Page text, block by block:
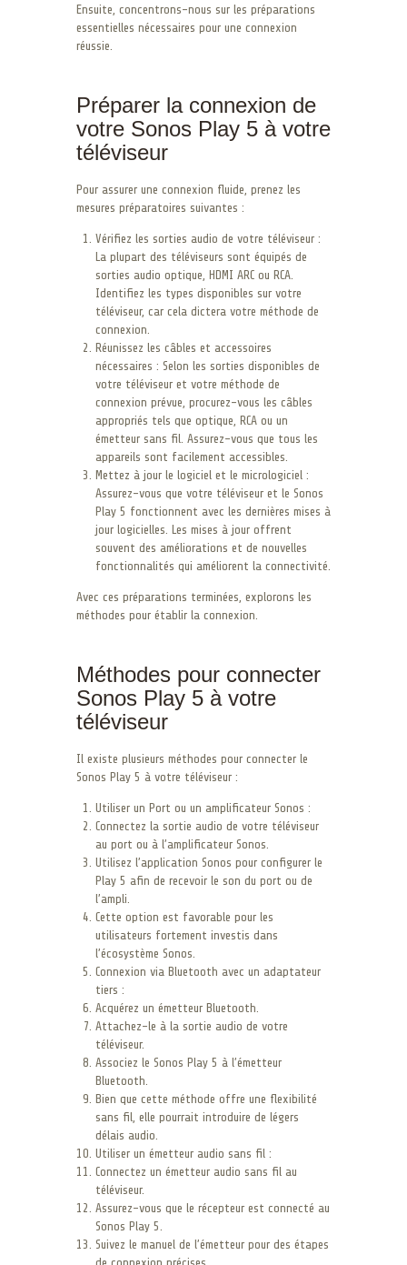
Ensuite, concentrons-nous sur les préparations
essentielles nécessaires pour une connexion
réussie.
Préparer la connexion de
votre Sonos Play 5 à votre
téléviseur
Pour assurer une connexion fluide, prenez les
mesures préparatoires suivantes :
Vérifiez les sorties audio de votre téléviseur :
La plupart des téléviseurs sont équipés de
sorties audio optique, HDMI ARC ou RCA.
Identifiez les types disponibles sur votre
téléviseur, car cela dictera votre méthode de
connexion.
Réunissez les câbles et accessoires
nécessaires : Selon les sorties disponibles de
votre téléviseur et votre méthode de
connexion prévue, procurez-vous les câbles
appropriés tels que optique, RCA ou un
émetteur sans fil. Assurez-vous que tous les
appareils sont facilement accessibles.
Mettez à jour le logiciel et le micrologiciel :
Assurez-vous que votre téléviseur et le Sonos
Play 5 fonctionnent avec les dernières mises à
jour logicielles. Les mises à jour offrent
souvent des améliorations et de nouvelles
fonctionnalités qui améliorent la connectivité.
Avec ces préparations terminées, explorons les
méthodes pour établir la connexion.
Méthodes pour connecter
Sonos Play 5 à votre
téléviseur
Il existe plusieurs méthodes pour connecter le
Sonos Play 5 à votre téléviseur :
Utiliser un Port ou un amplificateur Sonos :
Connectez la sortie audio de votre téléviseur
au port ou à l’amplificateur Sonos.
Utilisez l’application Sonos pour configurer le
Play 5 afin de recevoir le son du port ou de
l’ampli.
Cette option est favorable pour les
utilisateurs fortement investis dans
l’écosystème Sonos.
Connexion via Bluetooth avec un adaptateur
tiers :
Acquérez un émetteur Bluetooth.
Attachez-le à la sortie audio de votre
téléviseur.
Associez le Sonos Play 5 à l’émetteur
Bluetooth.
Bien que cette méthode offre une flexibilité
sans fil, elle pourrait introduire de légers
délais audio.
Utiliser un émetteur audio sans fil :
Connectez un émetteur audio sans fil au
téléviseur.
Assurez-vous que le récepteur est connecté au
Sonos Play 5.
Suivez le manuel de l’émetteur pour des étapes